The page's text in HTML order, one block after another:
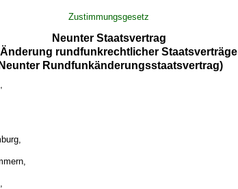
Zustimmungsgesetz
Neunter Staatsvertrag
rundfunkrechtlicher Staatsverträge
Rundfunkänderungsstaatsvertrag)